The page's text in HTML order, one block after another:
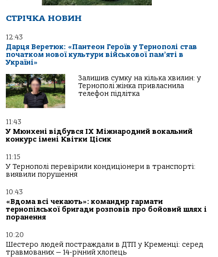
СТРІЧКА НОВИН
12:43
Дарця Веретюк: «Пантеон Героїв у Тернополі став
початком нової культури військової пам’яті в
Україні»
Залишив сумку на кілька хвилин: у
Тернополі жінка привласнила
телефон підлітка
11:43
У Мюнхені відбувся IX Міжнародний вокальний
конкурс імені Квітки Цісик
11:15
У Тернополі перевірили кондиціонери в транспорті:
виявили порушення
10:43
«Вдома всі чекають»: командир гармати
тернопілської бригади розповів про бойовий шлях і
поранення
10:20
Шестеро людей постраждали в ДТП у Кременці: серед
травмованих — 14-річний хлопець